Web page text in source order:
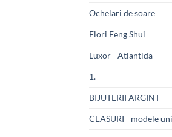
Ochelari de soare
Flori Feng Shui
Luxor - Atlantida
1.------------------------
BIJUTERII ARGINT
CEASURI - modele